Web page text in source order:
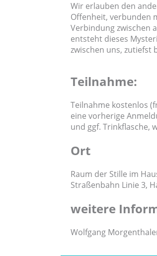
Wir erlauben den
Offenheit, verbunden
Verbindung zwischen
entsteht dieses
zwischen uns, zutiefst
Teilnahme:
Teilnahme kostenlos
eine vorherige
und ggf. Trinkflasche,
Ort
Raum der Stille im
Straßenbahn Linie 3,
weitere
Wolfgang